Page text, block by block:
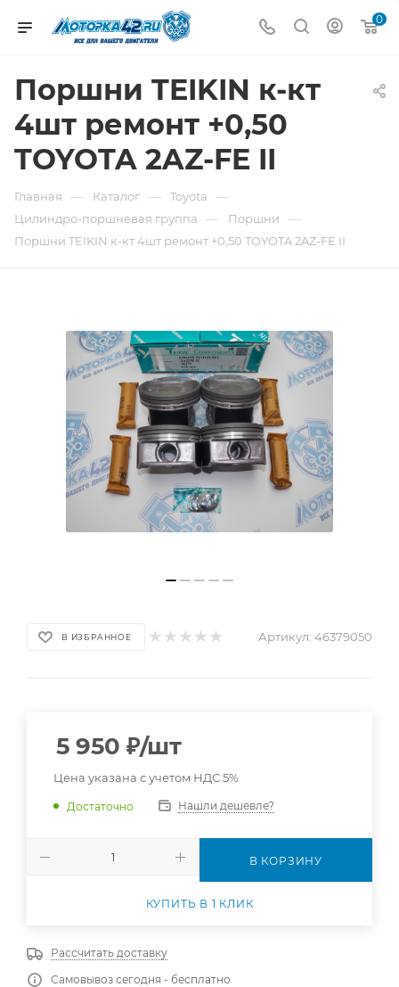
0
Поршни TEIKIN к-кт
4шт ремонт +0,50
TOYOTA 2AZ-FE II
Главная — Каталог — Toyota —
Цилиндро-поршневая группа — Поршни —
Поршни TEIKIN к-кт 4шт ремонт +0,50 TOYOTA 2AZ-FE II
В ИЗБРАННОЕ Артикул: 46379050
5 950 ₽/шт
Цена указана с учетом НДС 5%
Достаточно Нашли дешевле?
В КОРЗИНУ
КУПИТЬ В 1 КЛИК
Рассчитать доставку
Самовывоз сегодня - бесплатно